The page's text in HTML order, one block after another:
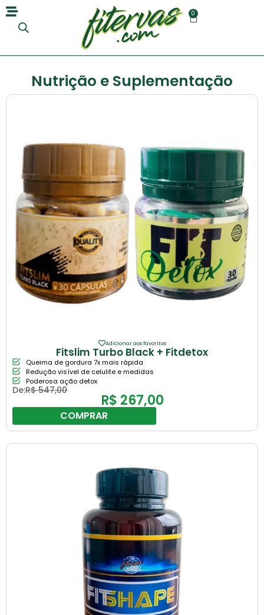
0
Nutrição e Suplementação
Adicionar aos favoritos
Fitslim Turbo Black + Fitdetox
Queima de gordura 7x mais rápida
Redução visível de celulite e medidas
Poderosa ação detox
De:R$547,00
R$ 267,00
COMPRAR